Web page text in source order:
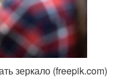
зеркало (freepik.com)